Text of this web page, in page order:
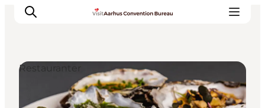
Hvorfor Aarhus
Restauranter